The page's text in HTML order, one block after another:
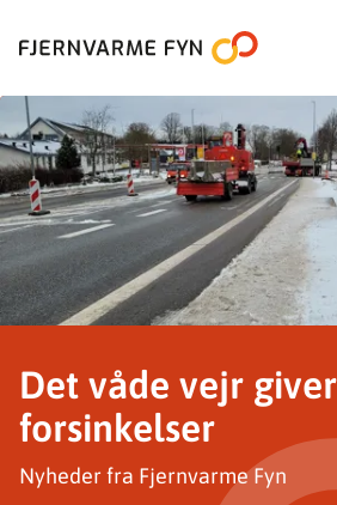
Det våde vejr giver
forsinkelser
Nyheder fra Fjernvarme Fyn